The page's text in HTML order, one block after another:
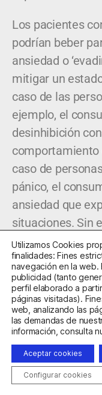
Los pacientes
podrían beber
ansiedad o
mitigar un
caso de las
ejemplo, el
desinhibición
comportamiento
caso de
pánico, el
ansiedad que
situaciones. Sin
del alcohol
negativos y
síntomas de
pretendían
personas que
bajo estado de
animarse y
efectos
forma que tras
Utilizamos Cookies
finalidades: Fines
navegación en la web.
publicidad (tanto
perfil elaborado a
páginas visitadas).
web, analizando las
las demandas de
información, consulta
Aceptar cookies
Configurar cookies